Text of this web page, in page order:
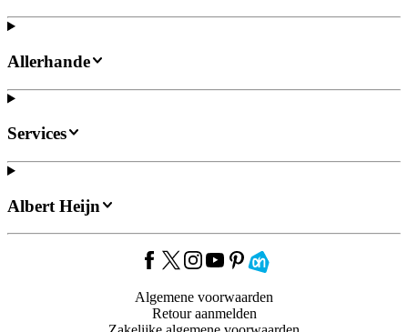
Allerhande
Services
Albert Heijn
Algemene voorwaarden
Retour aanmelden